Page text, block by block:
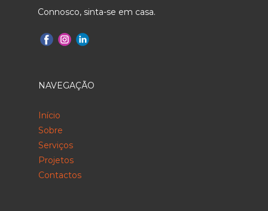
Connosco, sinta-se em casa.
NAVEGAÇÃO
Início
Sobre
Serviços
Projetos
Contactos